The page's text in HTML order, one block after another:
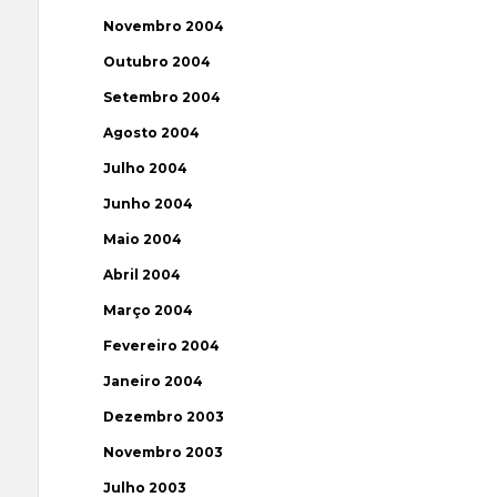
Novembro 2004
Outubro 2004
Setembro 2004
Agosto 2004
Julho 2004
Junho 2004
Maio 2004
Abril 2004
Março 2004
Fevereiro 2004
Janeiro 2004
Dezembro 2003
Novembro 2003
Julho 2003